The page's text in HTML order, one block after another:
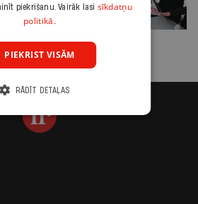
piekrišanu. Vairāk lasi sīkdatņu
politikā.
PIEKRIST VISĀM
RĀDĪT DETAĻAS